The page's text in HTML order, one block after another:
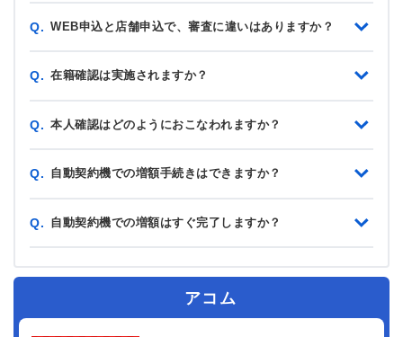
Q. WEB申込と店舗申込で、審査に違いはありますか？
Q. 在籍確認は実施されますか？
Q. 本人確認はどのようにおこなわれますか？
Q. 自動契約機での増額手続きはできますか？
Q. 自動契約機での増額はすぐ完了しますか？
アコム